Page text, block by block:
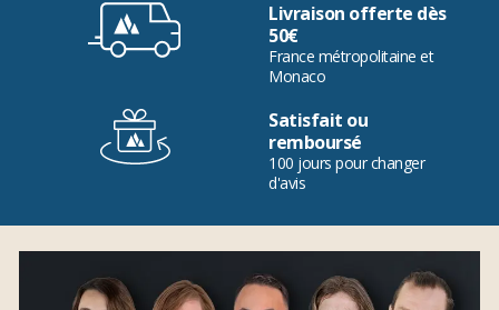
Livraison offerte dès
50€
France métropolitaine et
Monaco
Satisfait ou
remboursé
100 jours pour changer
d'avis